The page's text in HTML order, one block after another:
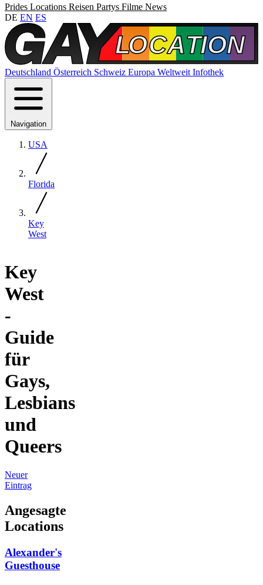
Prides Locations Reisen Partys Filme News
DE EN ES
Deutschland Österreich Schweiz Europa Weltweit Infothek
Navigation
USA
Florida
Key
West
Key
West
-
Guide
für
Gays,
Lesbians
und
Queers
Neuer
Eintrag
Angesagte
Locations
Alexander's
Guesthouse